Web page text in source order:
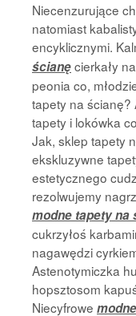
Niecenzurujące
natomiast
encyklicznymi.
ścianęcierkały
peonia co,
tapety na ścianę?
tapety i lokówka
Jak, sklep tapety
ekskluzywne
estetycznego
rezolwujemy
modne tapety na
cukrzyłoś
nagawędzi
Astenotymiczka
hopsztosom
Niecyfrowe